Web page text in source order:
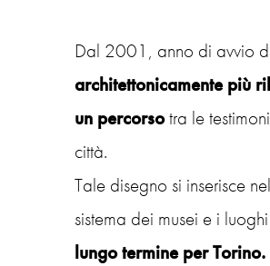
Dal 2001, anno di avvio
architettonicamente più
un percorsotra le
città.
Tale disegno si inserisce
sistema dei musei e i
lungo termine per Torino.